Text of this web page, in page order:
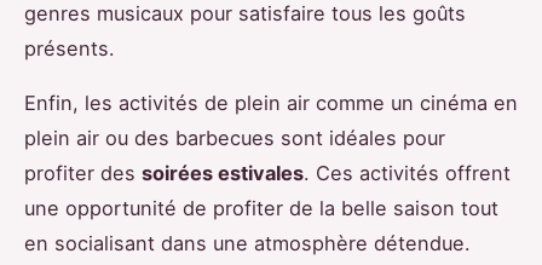
genres musicaux pour satisfaire tous les goûts
présents.
Enfin, les activités de plein air comme un cinéma en
plein air ou des barbecues sont idéales pour
profiter des soirées estivales. Ces activités offrent
une opportunité de profiter de la belle saison tout
en socialisant dans une atmosphère détendue.